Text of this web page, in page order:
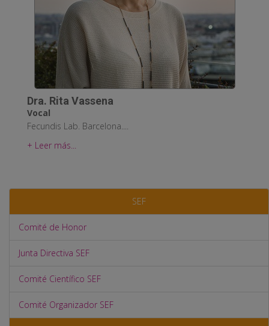
Dra. Rita Vassena
Vocal
Fecundis Lab. Barcelona....
+ Leer más...
SEF
Comité de Honor
Junta Directiva SEF
Comité Científico SEF
Comité Organizador SEF